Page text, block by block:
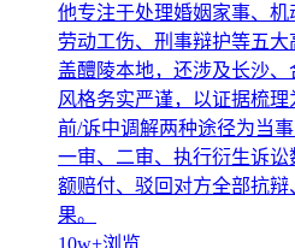
他专注于处理婚姻家事、机
劳动工伤、刑事辩护等五
盖醴陵本地，还涉及长沙
风格务实严谨，以证据梳
前/诉中调解两种途径为当
一审、二审、执行衍生诉
额赔付、驳回对方全部抗
果。
10w+浏览